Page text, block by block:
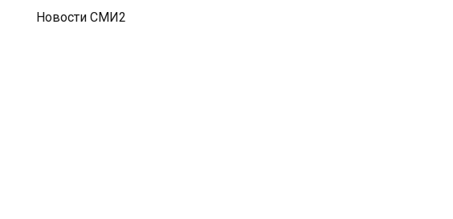
Новости СМИ2